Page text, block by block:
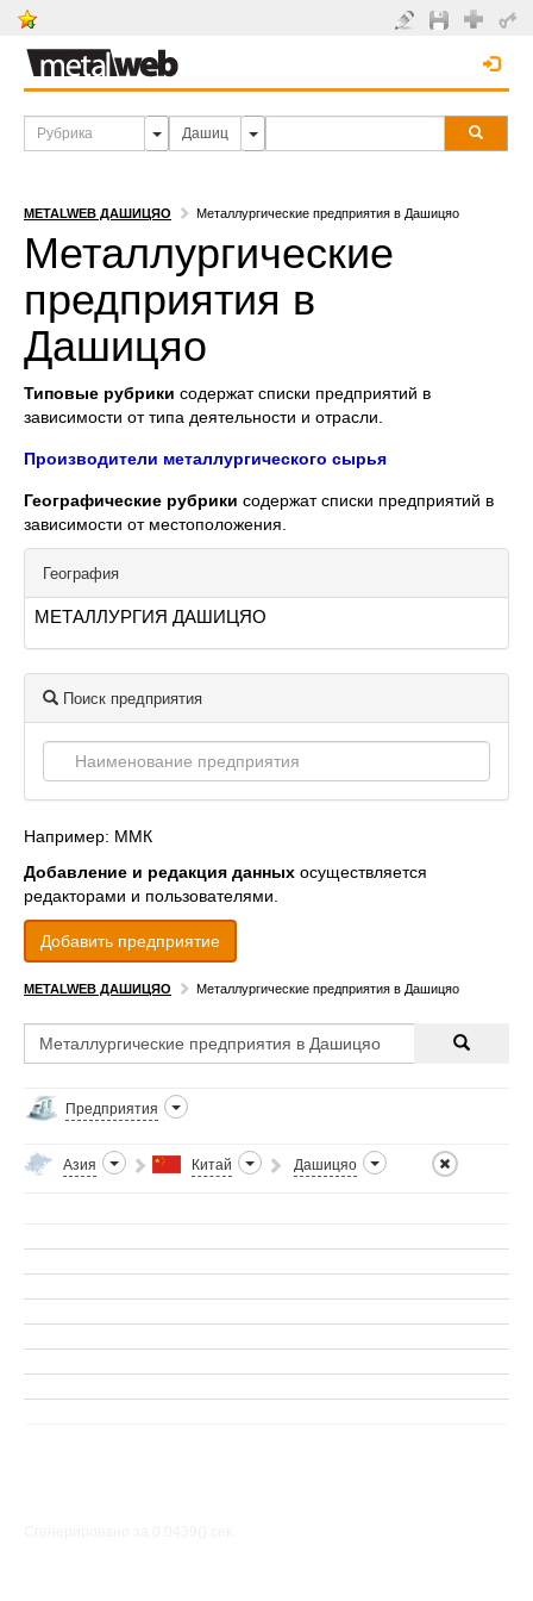
METALWEB ДАШИЦЯО Металлургические предприятия в Дашицяо
Металлургические
предприятия в
Дашицяо
Типовые рубрики содержат списки предприятий в
зависимости от типа деятельности и отрасли.
Производители металлургического сырья
Географические рубрики содержат списки предприятий в
зависимости от местоположения.
География
МЕТАЛЛУРГИЯ ДАШИЦЯО
Поиск предприятия
Например: ММК
Добавление и редакция данных осуществляется
редакторами и пользователями.
Добавить предприятие
METALWEB ДАШИЦЯО Металлургические предприятия в Дашицяо
Предприятия
Азия Китай Дашицяо